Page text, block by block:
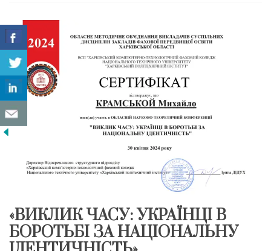
«ВИКЛИК ЧАСУ: УКРАЇНЦІ В
БОРОТЬБІ ЗА НАЦІОНАЛЬНУ